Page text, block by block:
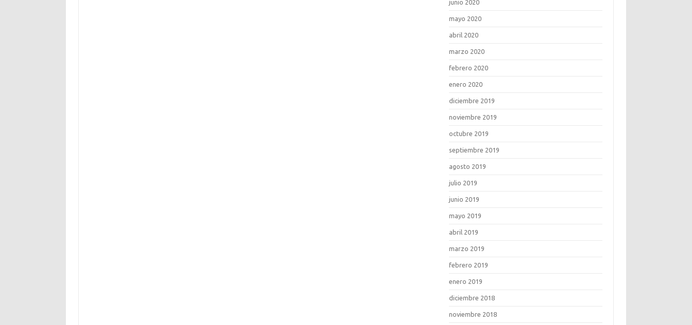
junio 2020
mayo 2020
abril 2020
marzo 2020
febrero 2020
enero 2020
diciembre 2019
noviembre 2019
octubre 2019
septiembre 2019
agosto 2019
julio 2019
junio 2019
mayo 2019
abril 2019
marzo 2019
febrero 2019
enero 2019
diciembre 2018
noviembre 2018